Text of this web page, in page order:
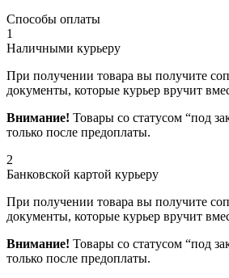
Способы оплаты
1
Наличными курьеру
При получении товара вы получите
документы, которые курьер вручит
Внимание! Товары со статусом “под
только после предоплаты.
2
Банковской картой курьеру
При получении товара вы получите
документы, которые курьер вручит
Внимание! Товары со статусом “под
только после предоплаты.